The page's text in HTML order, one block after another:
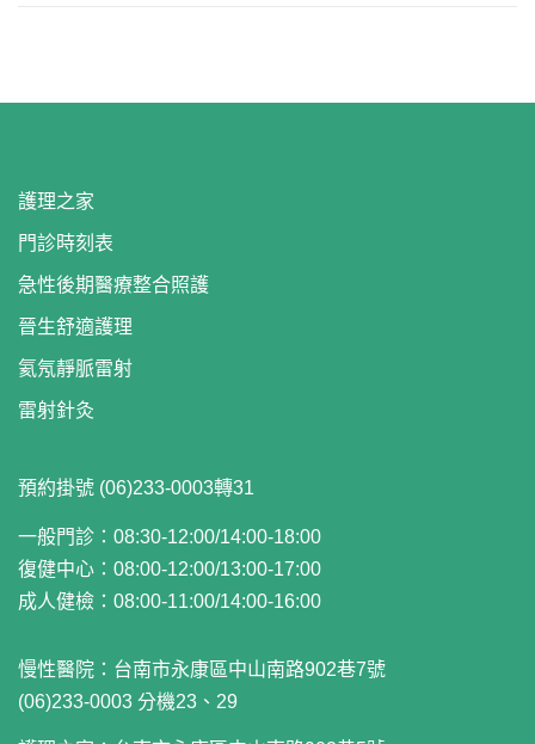
護理之家
門診時刻表
急性後期醫療整合照護
晉生舒適護理
氦氖靜脈雷射
雷射針灸
預約掛號 (06)233-0003轉31
一般門診：08:30-12:00/14:00-18:00
復健中心：08:00-12:00/13:00-17:00
成人健檢：08:00-11:00/14:00-16:00
慢性醫院： 台南市永康區中山南路902巷7號
(06)233-0003 分機23、29